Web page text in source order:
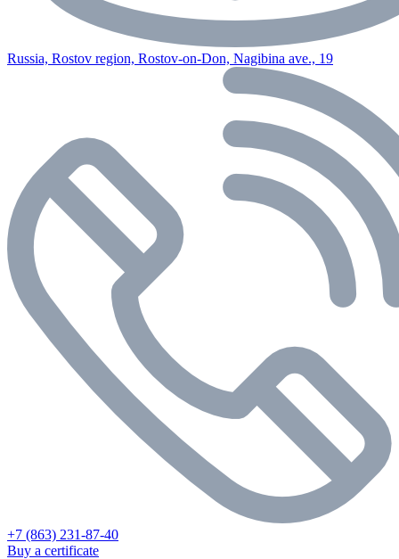
Russia, Rostov region, Rostov-on-Don, Nagibina ave., 19
+7 (863) 231-87-40
Buy a certificate